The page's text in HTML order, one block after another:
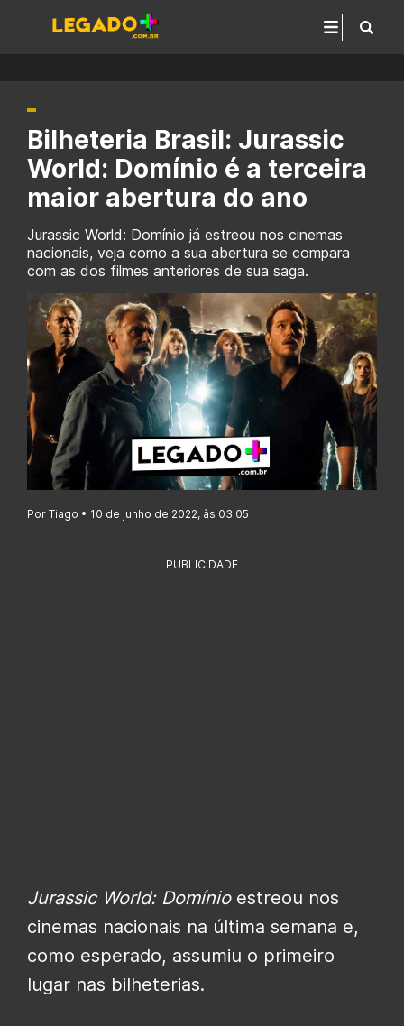
Bilheteria Brasil: Jurassic
World: Domínio é a terceira
maior abertura do ano
Jurassic World: Domínio já estreou nos cinemas
nacionais, veja como a sua abertura se compara
com as dos filmes anteriores de sua saga.
Por Tiago • 10 de junho de 2022, às 03:05
PUBLICIDADE
Jurassic World: Domínioestreou nos
cinemas nacionais na última semana e,
como esperado, assumiu o primeiro
lugar nas bilheterias.